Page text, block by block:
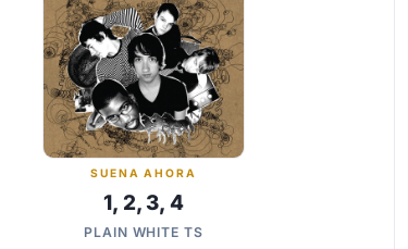
SUENA AHORA
1, 2, 3, 4
PLAIN WHITE TS